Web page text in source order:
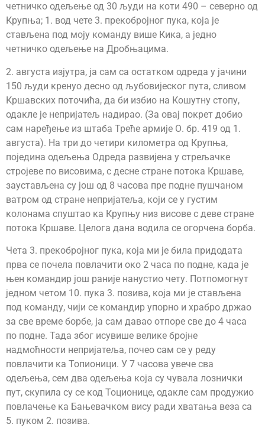
четничко одељење од 30 људи на коти 490 – северно од
Крупња; 1. вод чете 3. прекобројног пука, која је
стављена под моју команду више Кика, а једно
четничко одељење на Дробњацима.
2. августа изјутра, ја сам са остатком одреда у јачини
150 људи кренуо десно од љубовијеског пута, сливом
Кршавских поточића, да би избио на Кошутну стопу,
одакле је непријатељ надирао. (За овај покрет добио
сам наређење из штаба Треће армије О. бр. 419 од 1.
августа). На три до четири километра од Крупња,
поједина одељења Одреда развијена у стрељачке
стројеве по висовима, с десне стране потока Кршаве,
заустављена су још од 8 часова пре подне пушчаном
ватром од стране непријатеља, који се у густим
колонама спуштао ка Крупњу низ висове с деве стране
потока Кршаве. Целога дана водила се огорчена борба.
Чета 3. прекобројног пука, која ми је била придодата
прва се почела повлачити око 2 часа по подне, када је
њен командир још раније нанустио чету. Потпомогнут
једном четом 10. пука 3. позива, која ми је стављена
под команду, чији се командир упорно и храбро држао
за све време борбе, ја сам давао отпоре све до 4 часа
по подне. Тада због исувише велике бројне
надмоћности непријатеља, почео сам се у реду
повлачити ка Топионици. У 7 часова увече сва
одељења, сем два одељења која су чувала лознички
пут, скупила су се код Тоционице, одакле сам продужио
повлачење ка Бањевачком вису ради хватања веза са
5. пуком 2. позива.